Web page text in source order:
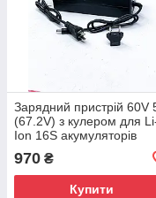
Зарядний пристрій 60V
(67.2V) з кулером для
Ion 16S акумуляторів
970 ₴
Купити